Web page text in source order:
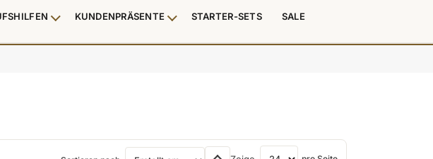
anzeigenUntermenü Verpackungen & Verkaufshilfen anzeigen
KUNDENPRÄSENTE Untermenü Kundenpräsente anzeigen
STARTER-SETS SALE